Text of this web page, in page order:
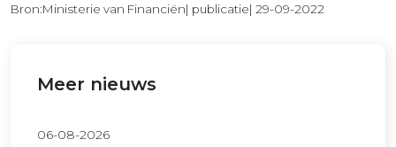
Bron:Ministerie van Financiën| publicatie| 29-09-2022
Meer nieuws
06-08-2026